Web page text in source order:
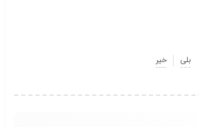
بلی خیر